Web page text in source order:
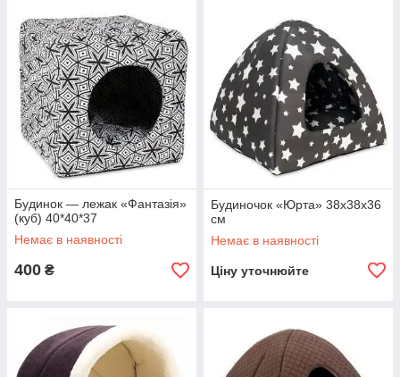
Будинок — лежак «Фантазія»
(куб) 40*40*37
Немає в наявності
400 ₴
Будиночок «Юрта» 38х38х36
см
Немає в наявності
Ціну уточнюйте